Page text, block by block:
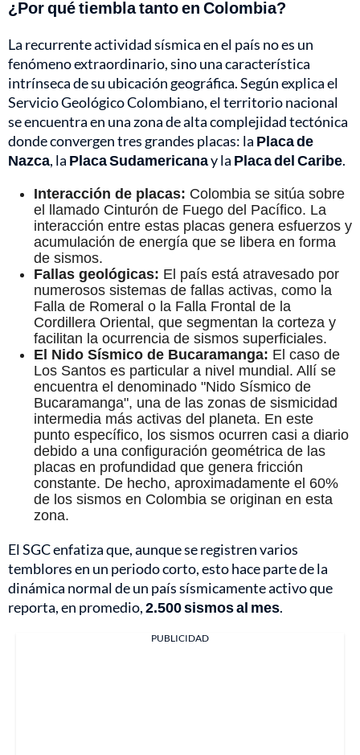
¿Por qué tiembla tanto en Colombia?
La recurrente actividad sísmica en el país no es un
fenómeno extraordinario, sino una característica
intrínseca de su ubicación geográfica. Según explica el
Servicio Geológico Colombiano, el territorio nacional
se encuentra en una zona de alta complejidad tectónica
donde convergen tres grandes placas: la Placa de
Nazca, la Placa Sudamericanay la Placa del Caribe.
Interacción de placas: Colombia se sitúa sobre
el llamado Cinturón de Fuego del Pacífico. La
interacción entre estas placas genera esfuerzos y
acumulación de energía que se libera en forma
de sismos.
Fallas geológicas: El país está atravesado por
numerosos sistemas de fallas activas, como la
Falla de Romeral o la Falla Frontal de la
Cordillera Oriental, que segmentan la corteza y
facilitan la ocurrencia de sismos superficiales.
El Nido Sísmico de Bucaramanga: El caso de
Los Santos es particular a nivel mundial. Allí se
encuentra el denominado "Nido Sísmico de
Bucaramanga", una de las zonas de sismicidad
intermedia más activas del planeta. En este
punto específico, los sismos ocurren casi a diario
debido a una configuración geométrica de las
placas en profundidad que genera fricción
constante. De hecho, aproximadamente el 60%
de los sismos en Colombia se originan en esta
zona.
El SGC enfatiza que, aunque se registren varios
temblores en un periodo corto, esto hace parte de la
dinámica normal de un país sísmicamente activo que
reporta, en promedio,2.500 sismos al mes.
PUBLICIDAD